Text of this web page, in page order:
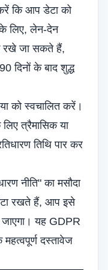
कि आप डेटा को
लिए, लेन-देन
रखे जा सकते हैं,
दिनों के बाद शुद्ध
को स्वचालित करें।
त्रैमासिक या
तिथि पार कर
नीति" का मसौदा
रखते हैं, आप इसे
यह GDPR
दस्तावेज